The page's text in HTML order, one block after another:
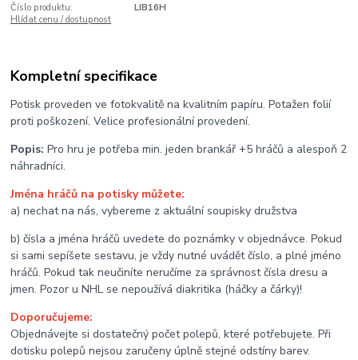
Číslo produktu:
LIB16H
Hlídat cenu / dostupnost
Kompletní specifikace
Potisk proveden ve fotokvalitě na kvalitním papíru. Potažen folií
proti poškození. Velice profesionální provedení.
Popis: Pro hru je potřeba min. jeden brankář +5 hráčů a alespoň 2
náhradníci.
Jména hráčů na potisky můžete:
a) nechat na nás, vybereme z aktuální soupisky družstva
b) čísla a jména hráčů uvedete do poznámky v objednávce. Pokud
si sami sepíšete sestavu, je vždy nutné uvádět číslo, a plné jméno
hráčů. Pokud tak neučiníte neručíme za správnost čísla dresu a
jmen. Pozor u NHL se nepoužívá diakritika (háčky a čárky)!
Doporučujeme:
Objednávejte si dostatečný počet polepů, které potřebujete. Při
dotisku polepů nejsou zaručeny úplně stejné odstíny barev.